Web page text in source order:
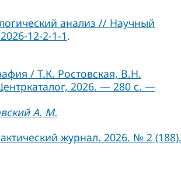
анализ // Научный
12-2-1-1.
/ Т.К. Ростовская, В.Н.
2026. — 280 с. —
А. М.
журнал. 2026. № 2